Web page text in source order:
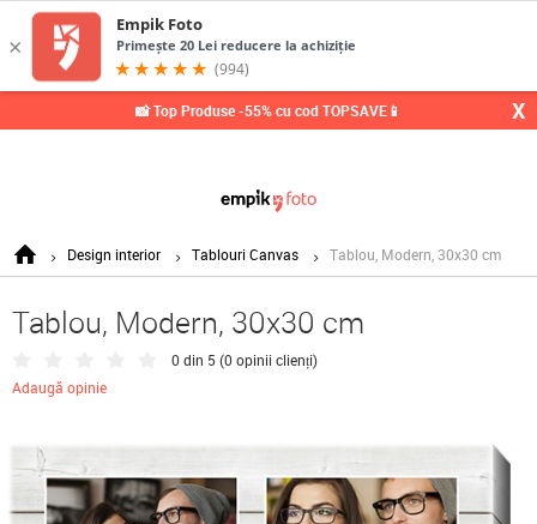
📸 Top Produse -55% cu cod TOPSAVE📱 X
Design interior Tablouri Canvas Tablou, Modern, 30x30 cm
Tablou, Modern, 30x30 cm
0 din 5 (0 opinii clienți)
Adaugă opinie